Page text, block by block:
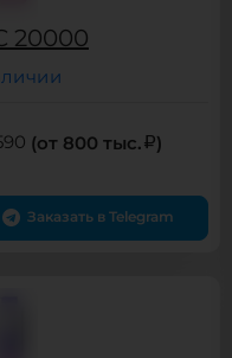
20000
(от 800 тыс. )
Заказать в Telegram